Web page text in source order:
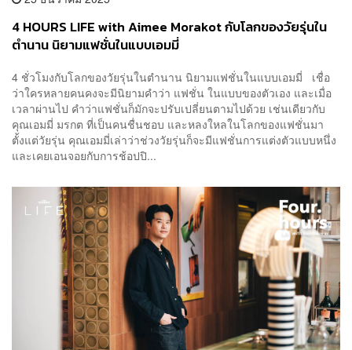
4 HOURS LIFE with Aimee Morakot กับโลกของวัยรุ่นใน
ตำนาน นิยามแฟชั่นในแบบเอมมี่
4 ชั่วโมงกับโลกของวัยรุ่นในตำนาน นิยามแฟชั่นในแบบเอมมี่ เชื่อ
ว่าใครหลายคนคงจะมีนิยามคำว่า แฟชั่น ในแบบของตัวเอง และเมื่อ
เวลาผ่านไป คำว่าแฟชั่นก็มักจะปรับเปลี่ยนตามไปด้วย เช่นเดียวกับ
คุณเอมมี่ มรกต ที่เป็นคนชื่นชอบ และหลงใหลในโลกของแฟชั่นมา
ตั้งแต่วัยรุ่น คุณเอมมี่เล่าว่าช่วงวัยรุ่นก็จะมีแฟชั่นการแต่งตัวแบบหนึ่ง
และเคยเอนจอยกับการช้อปปิ...